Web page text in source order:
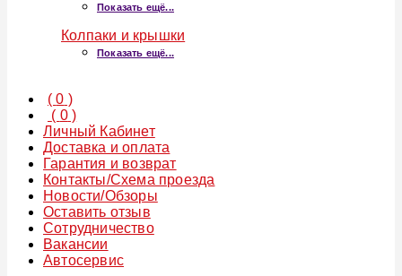
Показать ещё...
Колпаки и крышки
Показать ещё...
(0 )
( 0)
Личный Кабинет
Доставка и оплата
Гарантия и возврат
Контакты/Схема проезда
Новости/Обзоры
Оставить отзыв
Сотрудничество
Вакансии
Автосервис